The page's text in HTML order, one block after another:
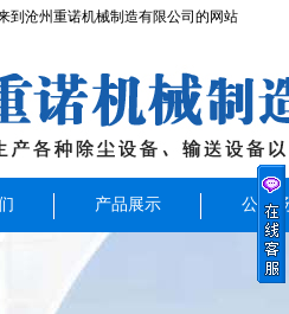
到沧州重诺机械制造有限公司的网站
产品展示 公司